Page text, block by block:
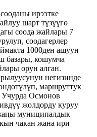
ирээтке
шарт түзүүгө
соода жайлары 7
соодагерлер
1000ден ашуун
базары, кошумча
орун алган.
негизинде
маршруттук
Учурда Осмонов
жолдорду куруу
муниципалдык
чакан жана ири